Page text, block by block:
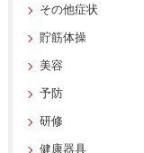
その他症状
貯筋体操
美容
予防
研修